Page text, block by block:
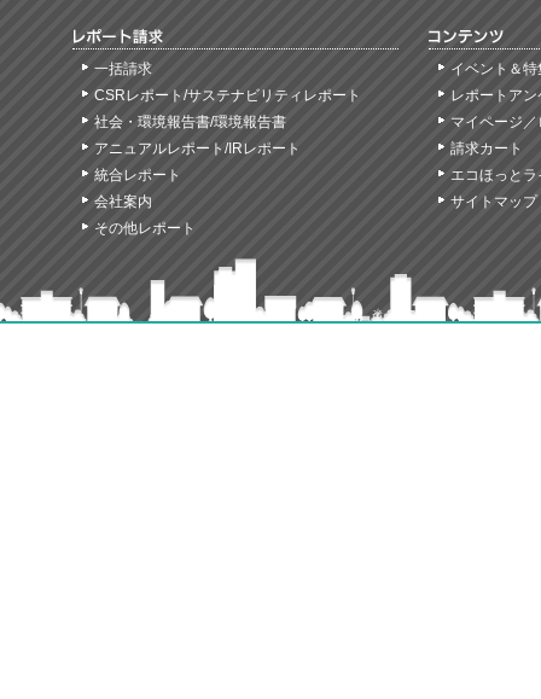
一括請求
CSRレポート/サステナビリティレポート
社会・環境報告書/環境報告書
アニュアルレポート/IRレポート
統合レポート
会社案内
その他レポート
イベント＆特
レポートア
マイページ
請求カート
エコほっと
サイトマップ